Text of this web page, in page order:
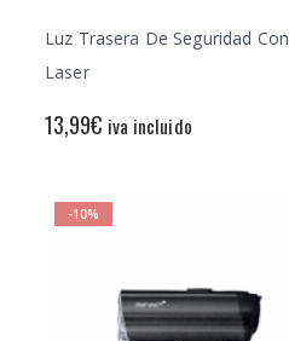
Luz Trasera De Seguridad Con
Laser
13,99€ iva incluido
-10%